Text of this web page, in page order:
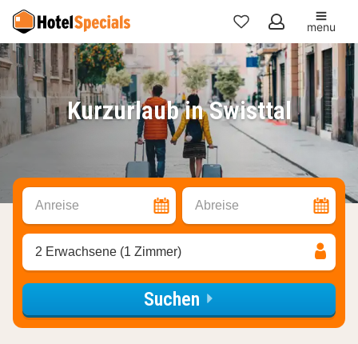
Meine
Favoriten
menu
Kurzurlaub in Swisttal
Anreise Abreise
2 Erwachsene (1 Zimmer)
Suchen